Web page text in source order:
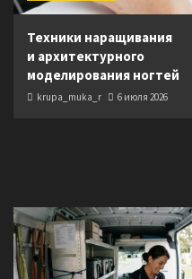
Техники наращивания
и архитектурного
моделирования ногтей
krupa_muka_r 6 июля 2026